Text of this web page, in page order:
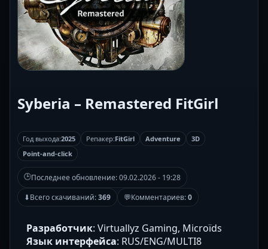
Syberia – Remastered FitGirl
Год выхода:2025 Репакер:FitGirl Adventure
3D
Point-and-click
🕒Последнее обновление:09.02.2026 - 19:28
⬇Всего скачиваний:369 💬Комментариев:0
Разработчик: Virtuallyz Gaming, Microïds
Язык интерфейса: RUS/ENG/MULTI8